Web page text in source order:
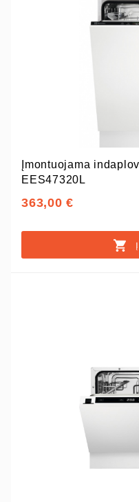
Įmontuojama
EES47320L
363,00 €